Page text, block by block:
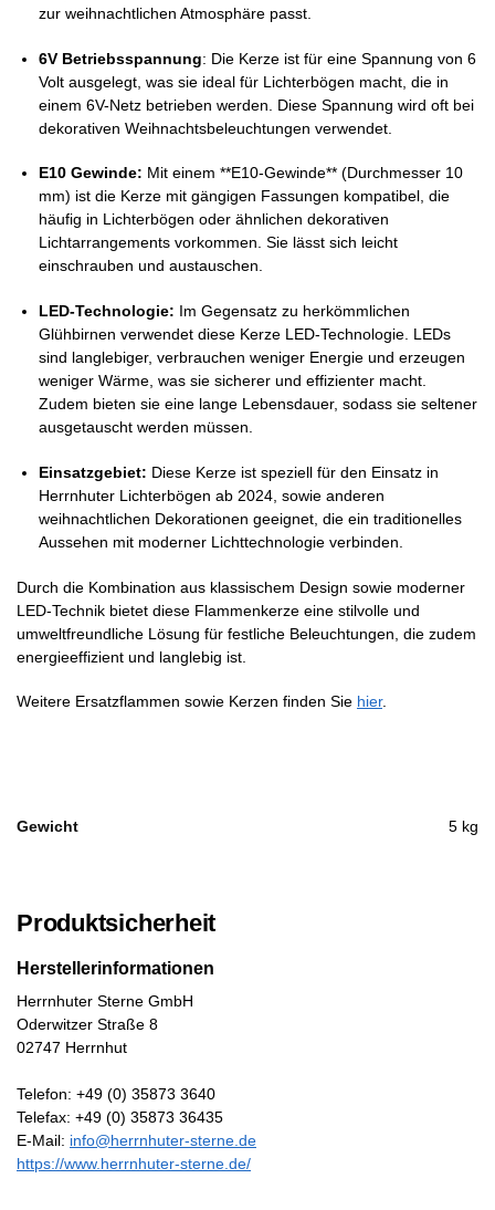
zur weihnachtlichen Atmosphäre passt.
6V Betriebsspannung: Die Kerze ist für eine Spannung von 6
Volt ausgelegt, was sie ideal für Lichterbögen macht, die in
einem 6V-Netz betrieben werden. Diese Spannung wird oft bei
dekorativen Weihnachtsbeleuchtungen verwendet.
E10 Gewinde: Mit einem **E10-Gewinde** (Durchmesser 10
mm) ist die Kerze mit gängigen Fassungen kompatibel, die
häufig in Lichterbögen oder ähnlichen dekorativen
Lichtarrangements vorkommen. Sie lässt sich leicht
einschrauben und austauschen.
LED-Technologie: Im Gegensatz zu herkömmlichen
Glühbirnen verwendet diese Kerze LED-Technologie. LEDs
sind langlebiger, verbrauchen weniger Energie und erzeugen
weniger Wärme, was sie sicherer und effizienter macht.
Zudem bieten sie eine lange Lebensdauer, sodass sie seltener
ausgetauscht werden müssen.
Einsatzgebiet: Diese Kerze ist speziell für den Einsatz in
Herrnhuter Lichterbögen ab 2024, sowie anderen
weihnachtlichen Dekorationen geeignet, die ein traditionelles
Aussehen mit moderner Lichttechnologie verbinden.
Durch die Kombination aus klassischem Design sowie moderner
LED-Technik bietet diese Flammenkerze eine stilvolle und
umweltfreundliche Lösung für festliche Beleuchtungen, die zudem
energieeffizient und langlebig ist.
Weitere Ersatzflammen sowie Kerzen finden Sie hier.
Gewicht 5 kg
Produktsicherheit
Herstellerinformationen
Herrnhuter Sterne GmbH
Oderwitzer Straße 8
02747 Herrnhut
Telefon: +49 (0) 35873 3640
Telefax: +49 (0) 35873 36435
E-Mail: info@herrnhuter-sterne.de
https://www.herrnhuter-sterne.de/